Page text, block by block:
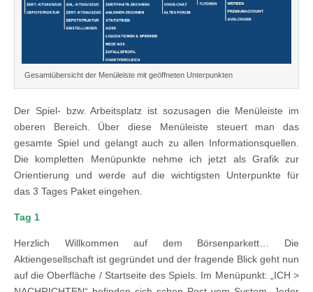
Gesamtübersicht der Menüleiste mit geöffneten Unterpunkten
Der Spiel- bzw. Arbeitsplatz ist sozusagen die Menüleiste im
oberen Bereich. Über diese Menüleiste steuert man das
gesamte Spiel und gelangt auch zu allen Informationsquellen.
Die kompletten Menüpunkte nehme ich jetzt als Grafik zur
Orientierung und werde auf die wichtigsten Unterpunkte für
das 3 Tages Paket eingehen.
Tag 1
Herzlich Willkommen auf dem Börsenparkett… Die
Aktiengesellschaft ist gegründet und der fragende Blick geht nun
auf die Oberfläche / Startseite des Spiels. Im Menüpunkt: „ICH >